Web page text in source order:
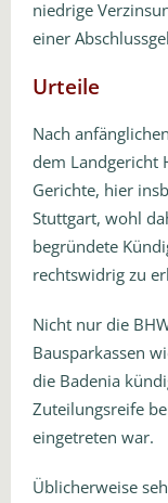
niedrige
einer
Urteile
Nach
dem Landgericht
Gerichte, hier
Stuttgart, wohl
begründete
rechtswidrig zu
Nicht nur die
Bausparkassen
die Badenia
Zuteilungsreife
eingetreten war.
Üblicherweise